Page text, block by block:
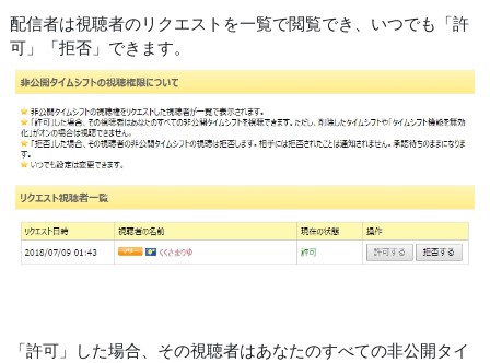
配信者は視聴者のリクエストを一覧で閲覧でき、いつでも「許
可」「拒否」できます。
「許可」した場合、その視聴者はあなたのすべての非公開タイ